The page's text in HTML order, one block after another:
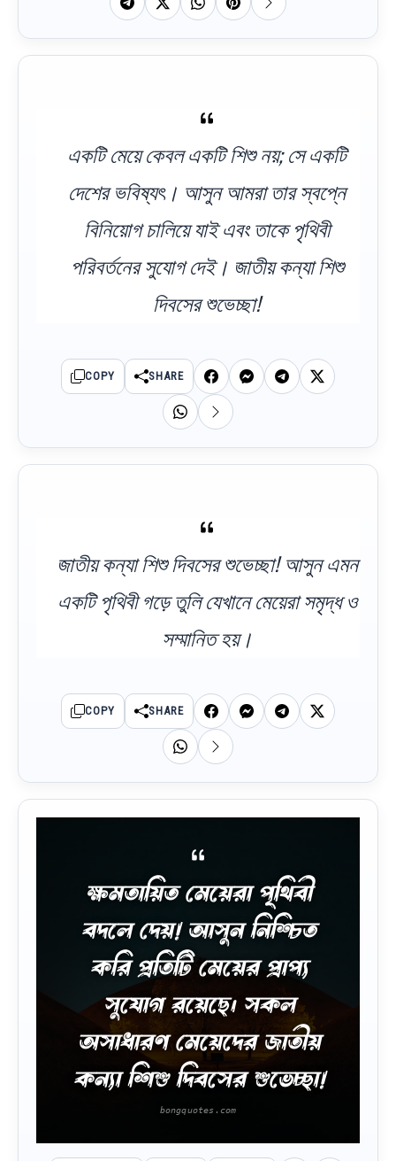
একটি মেয়ে কেবল একটি শিশু নয়; সে একটি
দেশের ভবিষ্যৎ। আসুন আমরা তার স্বপ্নে
বিনিয়োগ চালিয়ে যাই এবং তাকে পৃথিবী
পরিবর্তনের সুযোগ দেই। জাতীয় কন্যা শিশু
দিবসের শুভেচ্ছা!
COPY SHARE
জাতীয় কন্যা শিশু দিবসের শুভেচ্ছা! আসুন এমন
একটি পৃথিবী গড়ে তুলি যেখানে মেয়েরা সমৃদ্ধ ও
সম্মানিত হয়।
COPY SHARE
ক্ষমতায়িত মেয়েরা পৃথিবী
বদলে দেয়! আসুন নিশ্চিত
করি প্রতিটি মেয়ের প্রাপ্য
সুযোগ রয়েছে। সকল
অসাধারণ মেয়েদের জাতীয়
কন্যা শিশু দিবসের শুভেচ্ছা!